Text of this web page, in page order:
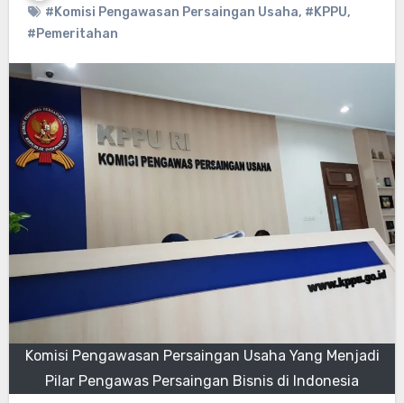
#Komisi Pengawasan Persaingan Usaha, #KPPU,
#Pemeritahan
Komisi Pengawasan Persaingan Usaha Yang Menjadi
Pilar Pengawas Persaingan Bisnis di Indonesia